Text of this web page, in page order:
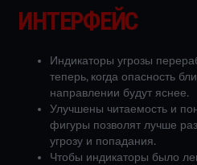
ИНТЕРФЕЙС
Индикаторы угрозы
теперь, когда опасность
направлении будут яснее.
Улучшены читаемость и
фигуры позволят лучше
угрозу и попадания.
Чтобы индикаторы было